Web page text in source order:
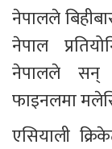
नेपालले
नेपाल
नेपालले सन्
फाइनलमा
एसियाली